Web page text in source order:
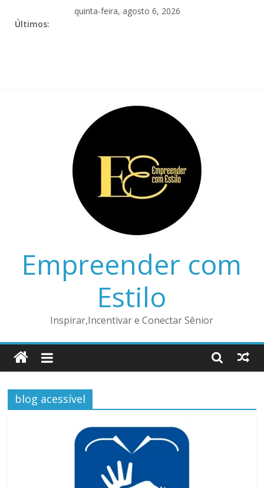
quinta-feira, agosto 6, 2026
Últimos:
Empreender com
Estilo
Inspirar,Incentivar e Conectar Sênior
blog acessível